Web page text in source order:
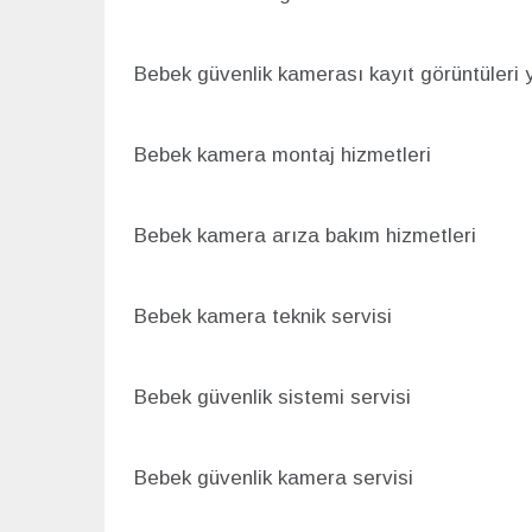
Bebek güvenlik kamerası kayıt görüntüleri
Bebek kamera montaj hizmetleri
Bebek kamera arıza bakım hizmetleri
Bebek kamera teknik servisi
Bebek güvenlik sistemi servisi
Bebek güvenlik kamera servisi